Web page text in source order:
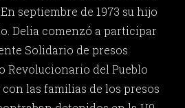
septiembre de 1973 su hijo
Delia comenzó a participar
Solidario de presos
Revolucionario del Pueblo
las familias de los presos